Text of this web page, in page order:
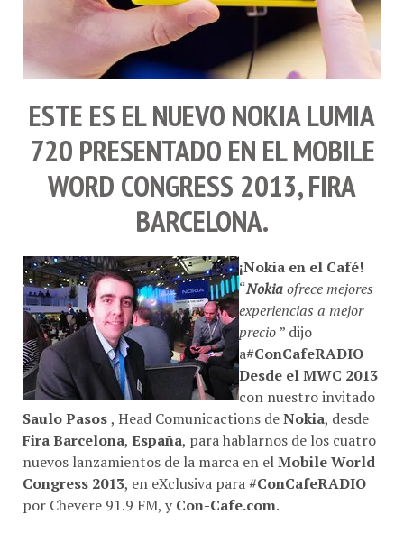
ESTE ES EL NUEVO NOKIA LUMIA
720 PRESENTADO EN ELMOBILE
WORD CONGRESS 2013, FIRA
BARCELONA.
¡Nokia en el Café!
“Nokiaofrece mejores
experiencias a mejor
precio” dijo
a#ConCafeRADIO
Desde el MWC 2013
con nuestro invitado
Saulo Pasos, Head Comunicactions deNokia, desde
Fira Barcelona, España, para hablarnos de los cuatro
nuevos lanzamientos de la marca en elMobile World
Congress 2013, en eXclusiva para#ConCafeRADIO
por Chevere 91.9 FM, y Con-Cafe.com.